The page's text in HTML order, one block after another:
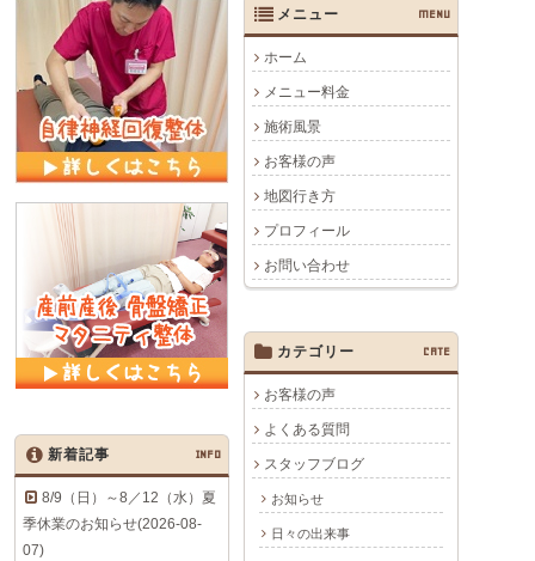
メニュー MENU
ホーム
メニュー料金
施術風景
お客様の声
地図行き方
プロフィール
お問い合わせ
カテゴリー CATE
お客様の声
よくある質問
スタッフブログ
お知らせ
日々の出来事
新着記事 INFO
8/9（日）～8／12（水）夏
季休業のお知らせ(2026-08-
07)